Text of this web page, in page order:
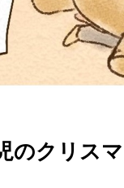
のクリス